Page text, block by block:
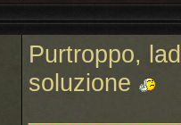
Purtroppo,
soluzione